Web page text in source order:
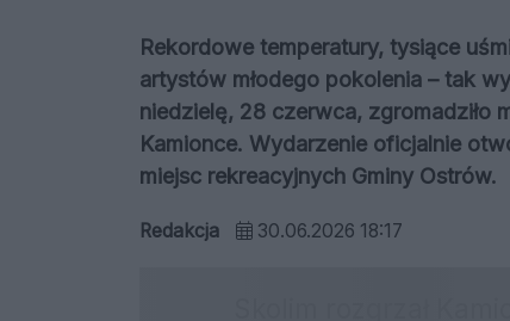
Rekordowe temperatury, tysiące
artystów młodego pokolenia – tak
niedzielę, 28 czerwca, zgromadziło
Kamionce. Wydarzenie oficjalnie
miejsc rekreacyjnych Gminy Ostrów.
Redakcja 30.06.2026 18:17